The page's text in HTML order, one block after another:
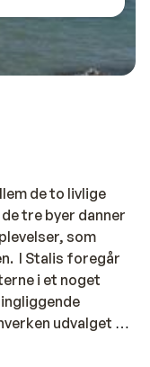
de to livlige
tre byer danner
som
I Stalis foregår
i et noget
udvalget at
restauranter